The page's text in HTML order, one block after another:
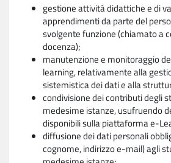
gestione attività didattiche e di
apprendimenti da parte del
svolgente funzione (chiamato a
docenza);
manutenzione e monitoraggio
learning, relativamente alla
sistemistica dei dati e alla
condivisione dei contributi degli
medesime istanze, usufruendo
disponibili sulla piattaforma e-
diffusione dei dati personali
cognome, indirizzo e-mail) agli